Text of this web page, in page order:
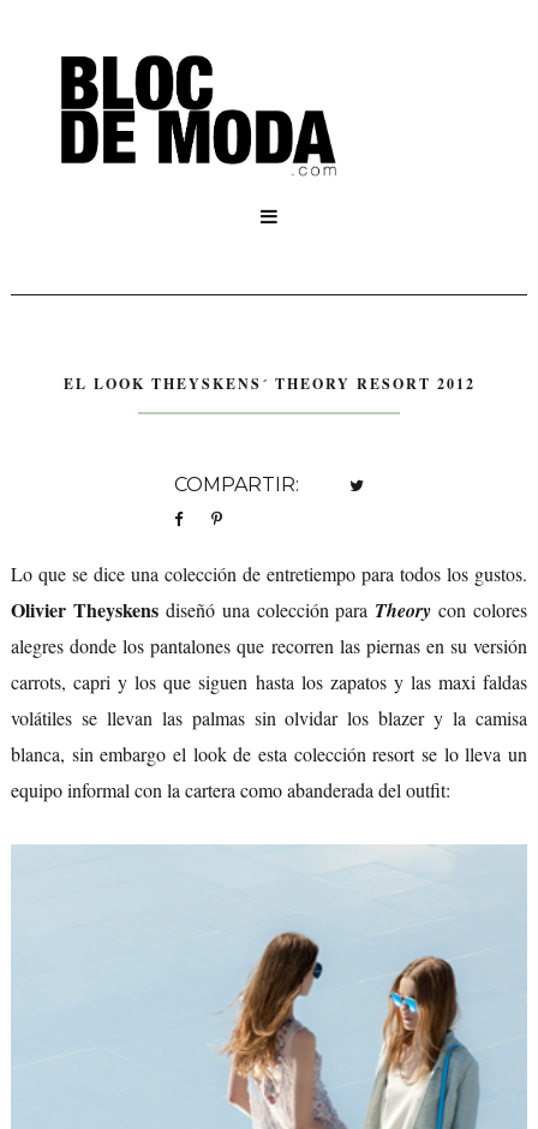

EL LOOK THEYSKENS´ THEORY RESORT 2012
COMPARTIR:
Lo que se dice una colección de entretiempo para todos los gustos.
Olivier Theyskensdiseñó una colección para Theory con colores
alegres donde los pantalones que recorren las piernas en su versión
carrots, capri y los que siguen hasta los zapatos y las maxi faldas
volátiles se llevan las palmas sin olvidar los blazer y la camisa
blanca, sin embargo el look de esta colección resort se lo lleva un
equipo informal con la cartera como abanderada del outfit: